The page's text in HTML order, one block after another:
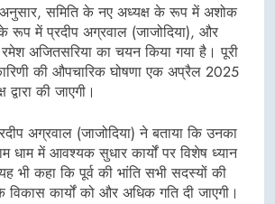
अनुसार, समिति के नए अध्यक्ष के रूप में अशोक
में प्रदीप अग्रवाल (जाजोदिया), और
अजितसरिया का चयन किया गया है। पूरी
की औपचारिक घोषणा एक अप्रैल 2025
की जाएगी।
अग्रवाल (जाजोदिया) ने बताया कि उनका
धाम में आवश्यक सुधार कार्यों पर विशेष ध्यान
भी कहा कि पूर्व की भांति सभी सदस्यों की
कार्यों को और अधिक गति दी जाएगी।